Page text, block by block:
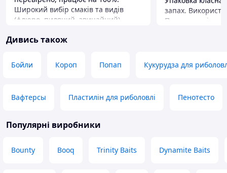
Широкий вибір смаків та видів
(флюро, пилячий, звичайний).
перевірено, працює чудово. Ціна
швидка відправка
Недоліки
Не має
запах.
Полуницю
Упаковка класна.
шикарним
Дивись також
Бойли Короп Попап Кукурудза для
Вафтерсы Пластилін для риболовлі Пенотесто
Популярні виробники
Bounty Booq Trinity Baits Dynamite Baits